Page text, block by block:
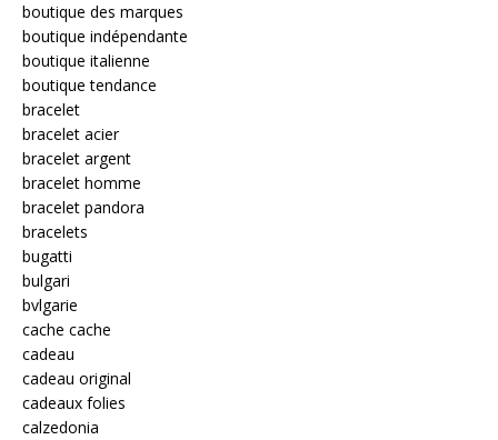
boutique des marques
boutique indépendante
boutique italienne
boutique tendance
bracelet
bracelet acier
bracelet argent
bracelet homme
bracelet pandora
bracelets
bugatti
bulgari
bvlgarie
cache cache
cadeau
cadeau original
cadeaux folies
calzedonia